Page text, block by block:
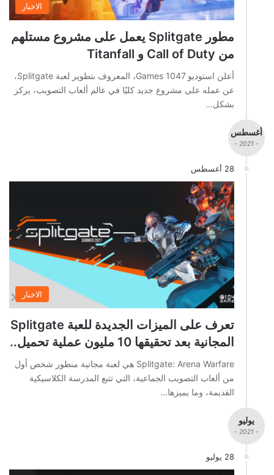
الاخبار
مطور Splitgate يعمل على مشروع مستلهم
من Call of Duty و Titanfall
أعلن استوديو 1047 Games، المعروف بتطوير لعبة Splitgate،
عن عمله على مشروع جديد كليًا في عالم ألعاب التصويب، يركز
بشكل…
أغسطس
- 2021 -
28 أغسطس
الاخبار
تعرف على الميزات الجديدة للعبة Splitgate
المجانية بعد تحقيقها 10 مليون عملية تحميل..
Splitgate: Arena Warfare هي لعبة مجانية منظور شخص أول
من ألعاب التصويب الجماعية، التي تتبع المدرسة الكلاسيكية
القديمة، وما يميزها…
يوليو
- 2021 -
28 يوليو